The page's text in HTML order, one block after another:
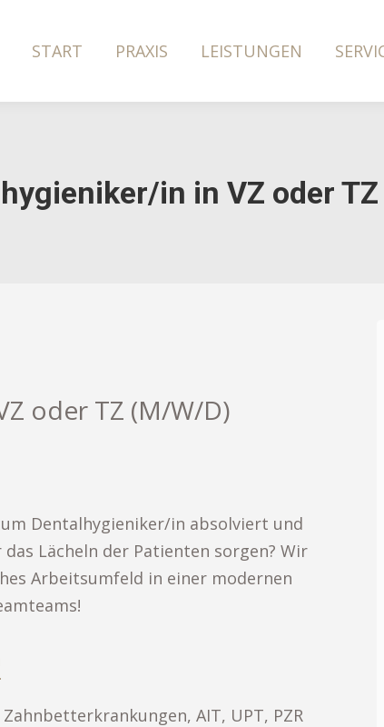
START PRAXIS LEISTUNGEN
in in VZ oder
oder TZ (M/W/D)
Dentalhygieniker/in absolviert und
Lächeln der Patienten sorgen? Wir
Arbeitsumfeld in einer modernen
AIT, UPT, PZR